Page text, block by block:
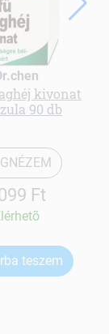
kivonat
90 db
Ft
teszem